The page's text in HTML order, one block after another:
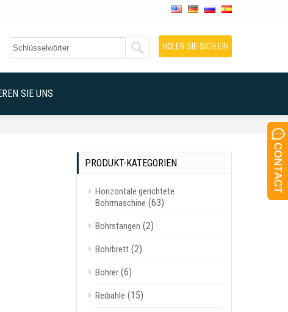
HOLEN SIE SICH EIN
SIE UNS
PRODUKT-KATEGORIEN
Horizontale gerichtete
Bohrmaschine (63)
Bohrstangen (2)
Bohrbrett(2)
Bohrer(6)
Reibahle (15)